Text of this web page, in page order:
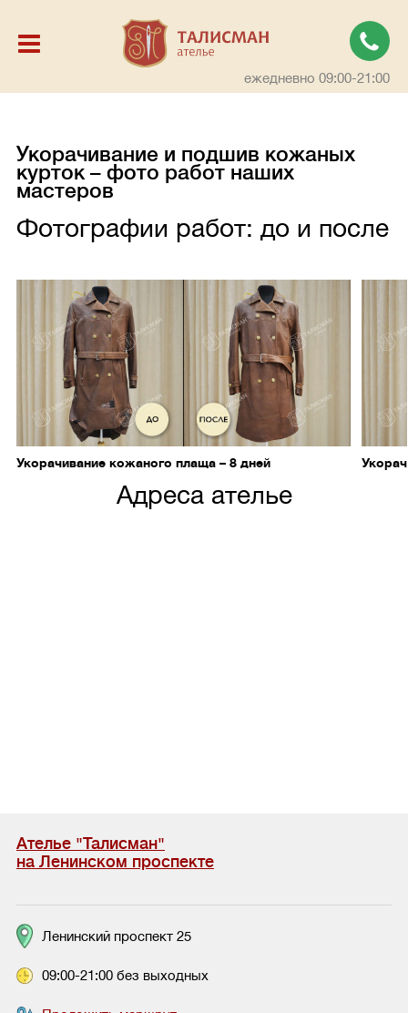
ежедневно 09:00-21:00
Укорачивание и подшив кожаных
курток – фото работ наших
мастеров
Фотографии работ: до и после
Укорачивание кожаного плаща – 8 дней
Адреса ателье
Ателье "Талисман"
на Ленинском проспекте
Ленинский проспект 25
09:00-21:00 без выходных